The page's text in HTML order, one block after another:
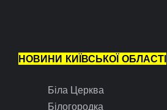
НОВИНИ КИЇВСЬКОЇ ОБЛАСТІ
Біла Церква
Білогородка